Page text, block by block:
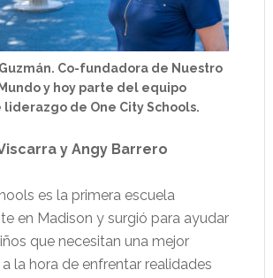
Co-fundadora de Nuestro
Mundo y hoy parte del equipo
liderazgo de One City Schools.
y Angy Barrero
es la primera escuela
en Madison y surgió para ayudar
que necesitan una mejor
la hora de enfrentar realidades